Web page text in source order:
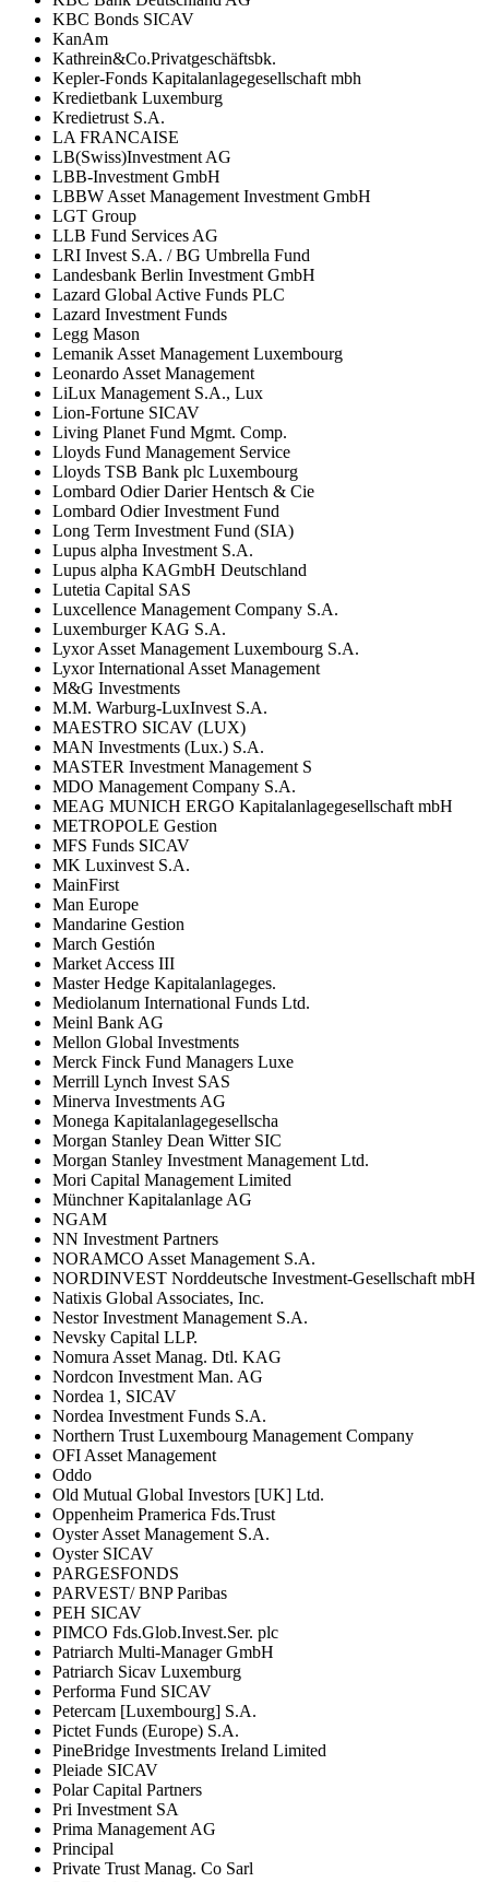
KBC Bonds SICAV
KanAm
Kathrein&Co.Privatgeschäftsbk.
Kepler-Fonds Kapitalanlagegesellschaft mbh
Kredietbank Luxemburg
Kredietrust S.A.
LA FRANCAISE
LB(Swiss)Investment AG
LBB-Investment GmbH
LBBW Asset Management Investment GmbH
LGT Group
LLB Fund Services AG
LRI Invest S.A. / BG Umbrella Fund
Landesbank Berlin Investment GmbH
Lazard Global Active Funds PLC
Lazard Investment Funds
Legg Mason
Lemanik Asset Management Luxembourg
Leonardo Asset Management
LiLux Management S.A., Lux
Lion-Fortune SICAV
Living Planet Fund Mgmt. Comp.
Lloyds Fund Management Service
Lloyds TSB Bank plc Luxembourg
Lombard Odier Darier Hentsch & Cie
Lombard Odier Investment Fund
Long Term Investment Fund (SIA)
Lupus alpha Investment S.A.
Lupus alpha KAGmbH Deutschland
Lutetia Capital SAS
Luxcellence Management Company S.A.
Luxemburger KAG S.A.
Lyxor Asset Management Luxembourg S.A.
Lyxor International Asset Management
M&G Investments
M.M. Warburg-LuxInvest S.A.
MAESTRO SICAV (LUX)
MAN Investments (Lux.) S.A.
MASTER Investment Management S
MDO Management Company S.A.
MEAG MUNICH ERGO Kapitalanlagegesellschaft mbH
METROPOLE Gestion
MFS Funds SICAV
MK Luxinvest S.A.
MainFirst
Man Europe
Mandarine Gestion
March Gestión
Market Access III
Master Hedge Kapitalanlageges.
Mediolanum International Funds Ltd.
Meinl Bank AG
Mellon Global Investments
Merck Finck Fund Managers Luxe
Merrill Lynch Invest SAS
Minerva Investments AG
Monega Kapitalanlagegesellscha
Morgan Stanley Dean Witter SIC
Morgan Stanley Investment Management Ltd.
Mori Capital Management Limited
Münchner Kapitalanlage AG
NGAM
NN Investment Partners
NORAMCO Asset Management S.A.
NORDINVEST Norddeutsche Investment-Gesellschaft mbH
Natixis Global Associates, Inc.
Nestor Investment Management S.A.
Nevsky Capital LLP.
Nomura Asset Manag. Dtl. KAG
Nordcon Investment Man. AG
Nordea 1, SICAV
Nordea Investment Funds S.A.
Northern Trust Luxembourg Management Company
OFI Asset Management
Oddo
Old Mutual Global Investors [UK] Ltd.
Oppenheim Pramerica Fds.Trust
Oyster Asset Management S.A.
Oyster SICAV
PARGESFONDS
PARVEST/ BNP Paribas
PEH SICAV
PIMCO Fds.Glob.Invest.Ser. plc
Patriarch Multi-Manager GmbH
Patriarch Sicav Luxemburg
Performa Fund SICAV
Petercam [Luxembourg] S.A.
Pictet Funds (Europe) S.A.
PineBridge Investments Ireland Limited
Pleiade SICAV
Polar Capital Partners
Pri Investment SA
Prima Management AG
Principal
Private Trust Manag. Co Sarl